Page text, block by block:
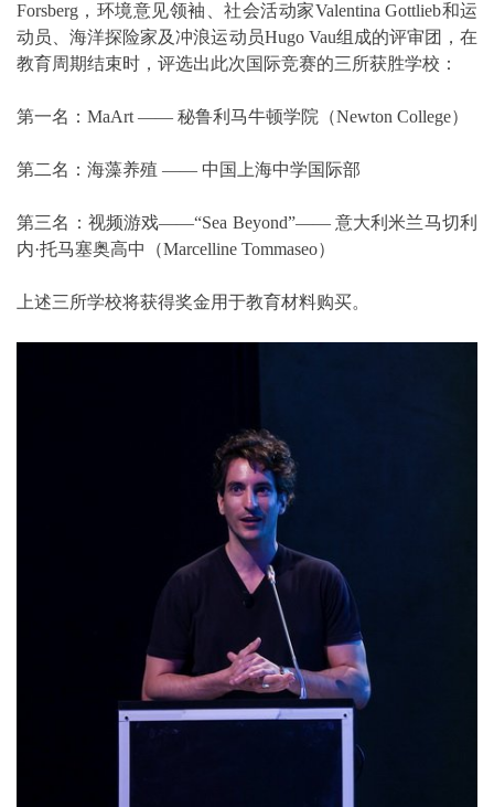
Forsberg，环境意见领袖、社会活动家Valentina Gottlieb和运
动员、海洋探险家及冲浪运动员Hugo Vau组成的评审团，在
教育周期结束时，评选出此次国际竞赛的三所获胜学校：
第一名：MaArt —— 秘鲁利马牛顿学院（Newton College）
第二名：海藻养殖 —— 中国上海中学国际部
第三名：视频游戏——“Sea Beyond”—— 意大利米兰马切利
内·托马塞奥高中（Marcelline Tommaseo）
上述三所学校将获得奖金用于教育材料购买。